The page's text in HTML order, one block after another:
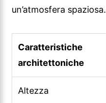
un’atmosfera spaziosa.
Caratteristiche
architettoniche
Altezza